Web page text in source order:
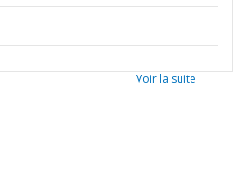
Voir la suite